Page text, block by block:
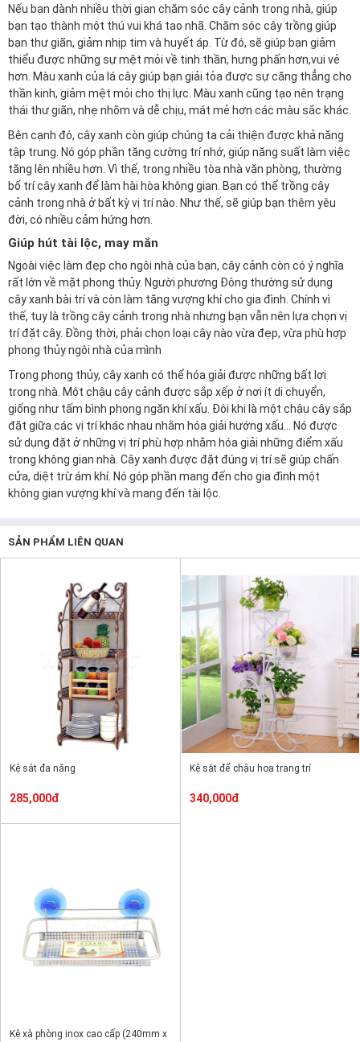
Nếu bạn dành nhiều thời gian chăm sóc cây cảnh trong nhà, giúp
bạn tạo thành một thú vui khá tao nhã. Chăm sóc cây trồng giúp
bạn thư giãn, giảm nhịp tim và huyết áp. Từ đó, sẽ giúp bạn giảm
thiểu được những sự mệt mỏi về tinh thần, hưng phấn hơn,vui vẻ
hơn. Màu xanh của lá cây giúp bạn giải tỏa được sự căng thẳng cho
thần kinh, giảm mệt mỏi cho thị lực. Màu xanh cũng tạo nên trạng
thái thư giãn, nhẹ nhõm và dễ chịu, mát mẻ hơn các màu sắc khác.
Bên cạnh đó, cây xanh còn giúp chúng ta cải thiện được khả năng
tập trung. Nó góp phần tăng cường trí nhớ, giúp năng suất làm việc
tăng lên nhiều hơn. Vì thế, trong nhiều tòa nhà văn phòng, thường
bố trí cây xanh để làm hài hòa không gian. Bạn có thể trồng cây
cảnh trong nhà ở bất kỳ vị trí nào. Như thế, sẽ giúp bạn thêm yêu
đời, có nhiều cảm hứng hơn.
Giúp hút tài lộc, may mắn
Ngoài việc làm đẹp cho ngôi nhà của bạn, cây cảnh còn có ý nghĩa
rất lớn về mặt phong thủy. Người phương Đông thường sử dụng
cây xanh bài trí và còn làm tăng vượng khí cho gia đình. Chính vì
thế, tuy là trồng cây cảnh trong nhà nhưng bạn vẫn nên lựa chọn vị
trí đặt cây. Đồng thời, phải chọn loại cây nào vừa đẹp, vừa phù hợp
phong thủy ngôi nhà của mình
Trong phong thủy, cây xanh có thể hóa giải được những bất lợi
trong nhà. Một chậu cây cảnh được sắp xếp ở nơi ít di chuyển,
giống như tấm bình phong ngăn khí xấu. Đôi khi là một chậu cây sắp
đặt giữa các vị trí khác nhau nhằm hóa giải hướng xấu… Nó được
sử dụng đặt ở những vị trí phù hợp nhằm hóa giải những điểm xấu
trong không gian nhà. Cây xanh được đặt đúng vị trí sẽ giúp chấn
cửa, diệt trừ ám khí. Nó góp phần mang đến cho gia đình một
không gian vượng khí và mang đến tài lộc.
SẢN PHẨM LIÊN QUAN
Kệ sắt đa năng
285,000đ
Kệ sắt để chậu hoa trang trí
340,000đ
Kệ xà phòng inox cao cấp (240mm x